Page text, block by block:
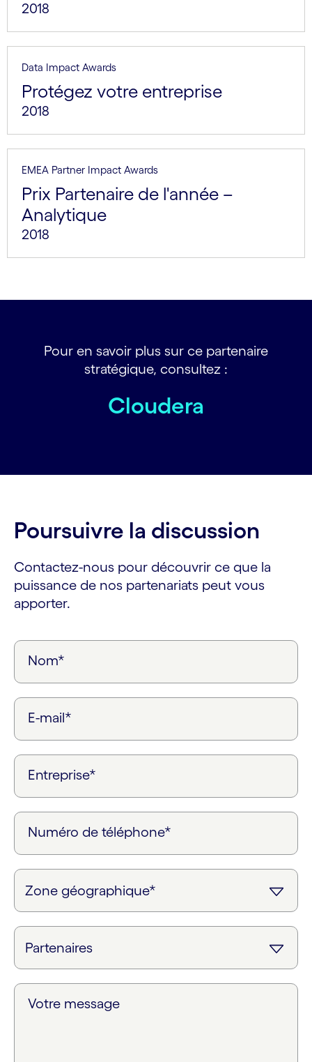
2018
Data Impact Awards
Protégez votre entreprise
2018
EMEA Partner Impact Awards
Prix Partenaire de l'année –
Analytique
2018
Pour en savoir plus sur ce partenaire
stratégique, consultez :
Cloudera
Poursuivre la discussion
Contactez-nous pour découvrir ce que la
puissance de nos partenariats peut vous
apporter.
Nom*
E-mail*
Entreprise*
Numéro de téléphone*
Votre message